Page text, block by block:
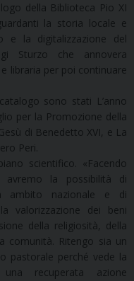
della Biblioteca Pio XI
la storia locale e
e la digitalizzazione del
Sturzo che annovera
libraria per poi continuare
sono stati L’anno
per la Promozione della
di Benedetto XVI, e La
Peri.
scientifico. «Facendo
la possibilità di
ambito nazionale e di
valorizzazione dei beni
della religiosità, della
comunità. Ritengo sia un
pastorale perché vede la
recuperata azione